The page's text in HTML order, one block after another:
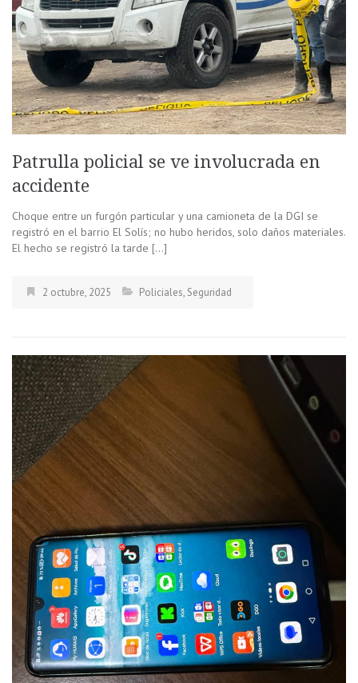
Patrulla policial se ve involucrada en
accidente
Choque entre un furgón particular y una camioneta de la DGI se
registró en el barrio El Solís; no hubo heridos, solo daños materiales.
El hecho se registró la tarde […]
2 octubre, 2025 Policiales, Seguridad